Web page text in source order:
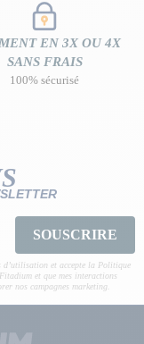
EN 3X OU 4X
SANS FRAIS
100% sécurisé
SOUSCRIRE
et accepte la Politique
et que mes interactions
nos campagnes marketing.